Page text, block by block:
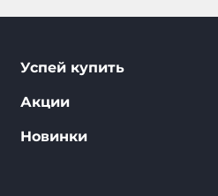
Успей купить
Акции
Новинки